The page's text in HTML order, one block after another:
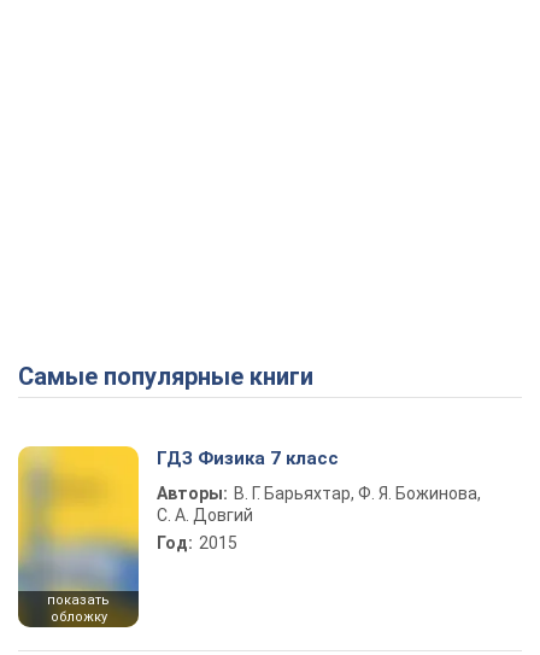
Самые популярные книги
показать
обложку
ГДЗ Физика 7 класс
Авторы: В. Г. Барьяхтар, Ф. Я. Божинова,
С. А. Довгий
Год: 2015